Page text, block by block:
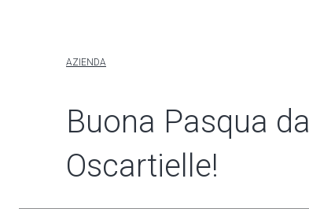
AZIENDA
Buona Pasqua da
Oscartielle!